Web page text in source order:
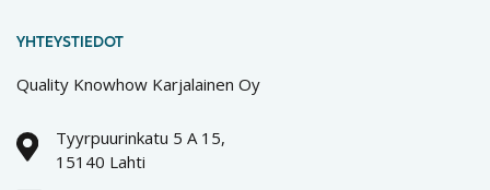
YHTEYSTIEDOT
Quality Knowhow Karjalainen Oy
Tyyrpuurinkatu 5 A 15,
15140 Lahti